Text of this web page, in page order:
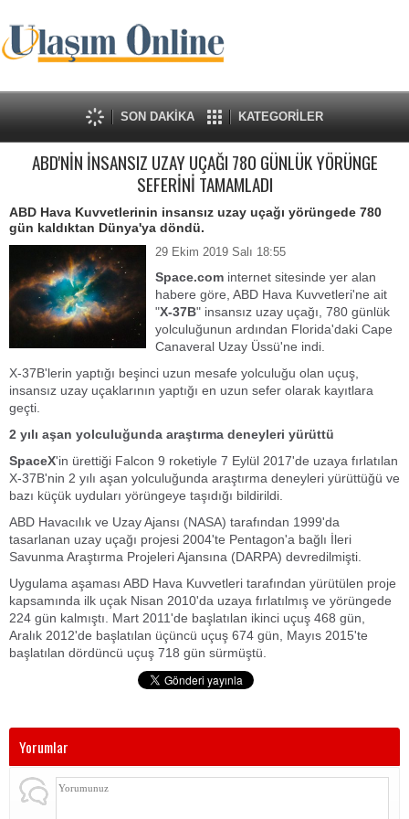
SON DAKİKA KATEGORİLER
ABD'NİN İNSANSIZ UZAY UÇAĞI 780 GÜNLÜK YÖRÜNGE
SEFERİNİ TAMAMLADI
ABD Hava Kuvvetlerinin insansız uzay uçağı yörüngede 780
gün kaldıktan Dünya'ya döndü.
29 Ekim 2019 Salı 18:55
Space.com internet sitesinde yer alan
habere göre, ABD Hava Kuvvetleri'ne ait
"X-37B" insansız uzay uçağı, 780 günlük
yolculuğunun ardından Florida'daki Cape
Canaveral Uzay Üssü'ne indi.
X-37B'lerin yaptığı beşinci uzun mesafe yolculuğu olan uçuş,
insansız uzay uçaklarının yaptığı en uzun sefer olarak kayıtlara
geçti.
2 yılı aşan yolculuğunda araştırma deneyleri yürüttü
SpaceX'in ürettiği Falcon 9 roketiyle 7 Eylül 2017'de uzaya fırlatılan
X-37B'nin 2 yılı aşan yolculuğunda araştırma deneyleri yürüttüğü ve
bazı küçük uyduları yörüngeye taşıdığı bildirildi.
ABD Havacılık ve Uzay Ajansı (NASA) tarafından 1999'da
tasarlanan uzay uçağı projesi 2004'te Pentagon'a bağlı İleri
Savunma Araştırma Projeleri Ajansına (DARPA) devredilmişti.
Uygulama aşaması ABD Hava Kuvvetleri tarafından yürütülen proje
kapsamında ilk uçak Nisan 2010'da uzaya fırlatılmış ve yörüngede
224 gün kalmıştı. Mart 2011'de başlatılan ikinci uçuş 468 gün,
Aralık 2012'de başlatılan üçüncü uçuş 674 gün, Mayıs 2015'te
başlatılan dördüncü uçuş 718 gün sürmüştü.
Yorumlar